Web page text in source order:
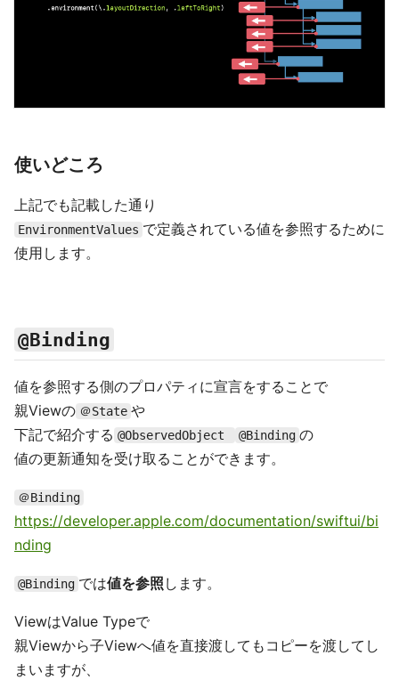
使いどころ
上記でも記載した通り
EnvironmentValues で定義されている値を参照するために
使用します。
@Binding
値を参照する側のプロパティに宣言をすることで
親Viewの ＠State や
下記で紹介する @ObservedObject @Binding の
値の更新通知を受け取ることができます。
＠Binding
https://developer.apple.com/documentation/swiftui/bi
nding
@Binding では値を参照 します。
ViewはValue Typeで
親Viewから子Viewへ値を直接渡してもコピーを渡してし
まいますが、